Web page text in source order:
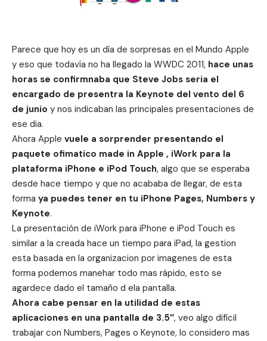
Parece que hoy es un día de sorpresas en el Mundo Apple
y eso que todavía no ha llegado la WWDC 2011, hace unas
horas se confirmnaba que Steve Jobs seria el
encargado de presentra la Keynote del vento del 6
de junio y nos indicaban las principales presentaciones de
ese dia.
Ahora Apple vuele a sorprender presentando el
paquete ofimatico made in Apple , iWork para la
plataforma iPhone e iPod Touch, algo que se esperaba
desde hace tiempo y que no acababa de llegar, de esta
forma ya puedes tener en tu iPhone Pages, Numbers y
Keynote.
La presentación de iWork para iPhone e iPod Touch es
similar a la creada hace un tiempo para iPad, la gestion
esta basada en la organizacion por imagenes de esta
forma podemos manehar todo mas rápido, esto se
agardece dado el tamaño d ela pantalla.
Ahora cabe pensar en la utilidad de estas
aplicaciones en una pantalla de 3.5″, veo algo difícil
trabajar con Numbers, Pages o Keynote, lo considero mas